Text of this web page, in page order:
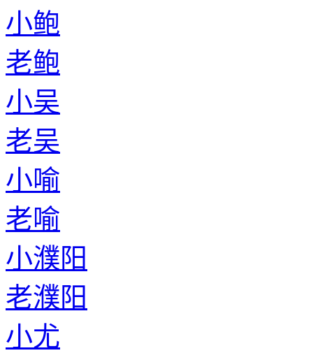
小鲍
老鲍
小吴
老吴
小喻
老喻
小濮阳
老濮阳
小尤